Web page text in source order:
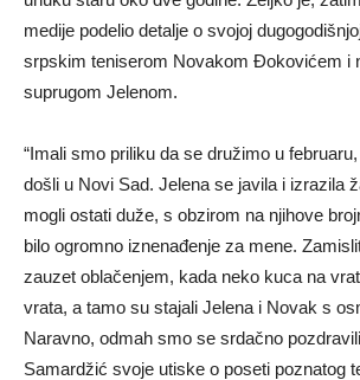
medije podelio detalje o svojoj
srpskim teniserom Novakom Đokovićem i
suprugom Jelenom.
“Imali smo priliku da se družimo u
došli u Novi Sad. Jelena se javila i izrazila
mogli ostati duže, s obzirom na njihove
bilo ogromno iznenađenje za mene.
zauzet oblačenjem, kada neko kuca na
vrata, a tamo su stajali Jelena i Novak s
Naravno, odmah smo se srdačno
Samardžić svoje utiske o poseti poznatog